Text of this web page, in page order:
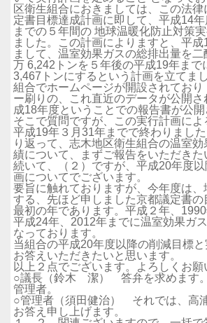
区衛生組合におきましては、この法
定書目標達成計画に即して、平成14
までの５年間の 地球温暖化防止対策
ました。この計画によりますと、平
まして、温室効果ガスの総排出量を二
万 6,242トンを５年後の平成19年まで
3,467トンにするという計画を立てま
組合でホームページが開設されており
ー刷りの、これ直近のデータが公開
成18年度ということでの報告書が公開
そこで質問ですが、この実行計画によ
平成19年３月31年までで終わりまし
り返って、志木地区衛生組合の温室
績について、まずご報告をいただきた
続いて、（２）ですが、平成20年度
画についてでございます。
要旨に触れておりますが、今年度は、
する、先ほど申しました京都議定書
最初の年であります。平成２年、1990
平成24年、2012年までに温室効果ガ
なっております。
当組合の平成20年度以降の削減目標
お答えいただきたいと思います。
以上２点でございます。よろしくお願
○議長（鈴木 潔） 答弁を求めます。
管理者。
○管理者（須田健治） それでは、高
お答え申し上げます。